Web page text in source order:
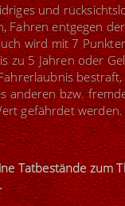
und
Fahren entgegen
wird mit 7
zu 5 Jahren oder
anderen bzw.
gefährdet werden.
Tatbestände zum